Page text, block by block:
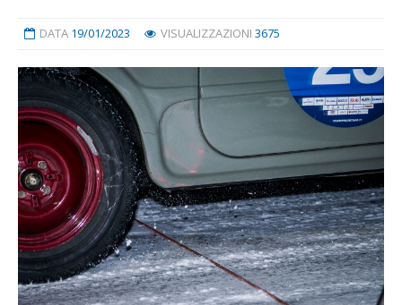
DATA 19/01/2023 VISUALIZZAZIONI 3675